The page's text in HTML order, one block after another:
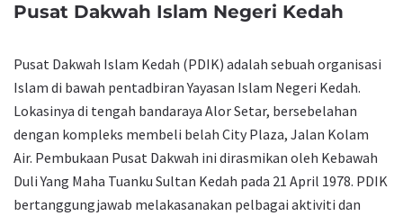
Pusat Dakwah Islam Negeri Kedah
Pusat Dakwah Islam Kedah (PDIK) adalah sebuah organisasi
Islam di bawah pentadbiran Yayasan Islam Negeri Kedah.
Lokasinya di tengah bandaraya Alor Setar, bersebelahan
dengan kompleks membeli belah City Plaza, Jalan Kolam
Air. Pembukaan Pusat Dakwah ini dirasmikan oleh Kebawah
Duli Yang Maha Tuanku Sultan Kedah pada 21 April 1978. PDIK
bertanggungjawab melakasanakan pelbagai aktiviti dan